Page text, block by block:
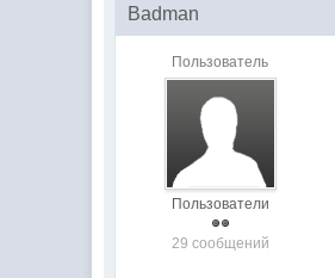
Badman
Пользователь
Пользователи
29 сообщений